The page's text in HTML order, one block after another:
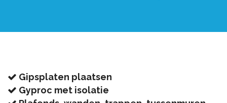
Gipsplaten plaatsen
Gyproc met isolatie